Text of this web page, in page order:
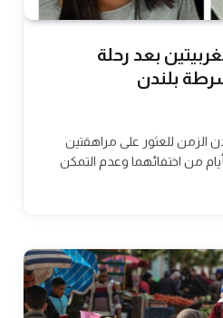
بعد رحلة
بلندن
الزمن للعثور على مراهقتين
من اختفائهما وعدم التمكن